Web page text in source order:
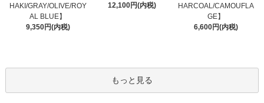
HAKI/GRAY/OLIVE/ROY
AL BLUE】
9,350円(内税)
12,100円(内税)
HARCOAL/CAMOUFLA
GE】
6,600円(内税)
もっと見る